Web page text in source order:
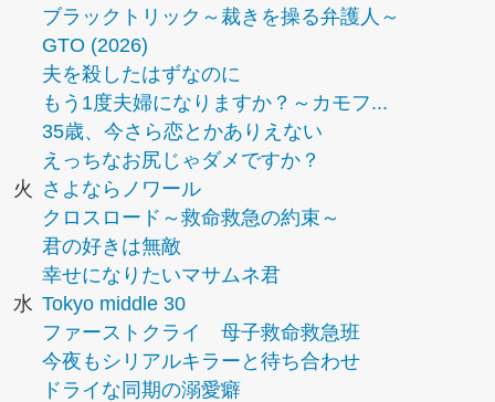
ブラックトリック～裁きを操る弁護人～
GTO (2026)
夫を殺したはずなのに
もう1度夫婦になりますか？～カモフ...
35歳、今さら恋とかありえない
えっちなお尻じゃダメですか？
火
さよならノワール
クロスロード～救命救急の約束～
君の好きは無敵
幸せになりたいマサムネ君
水 Tokyo middle 30
ファーストクライ 母子救命救急班
今夜もシリアルキラーと待ち合わせ
ドライな同期の溺愛癖